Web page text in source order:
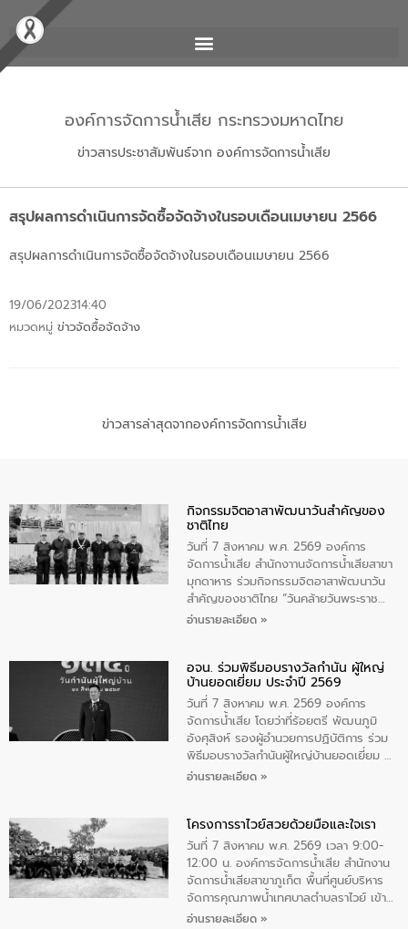
องค์การจัดการน้ำเสีย กระทรวงมหาดไทย
ข่าวสารประชาสัมพันธ์จาก องค์การจัดการน้ำเสีย
สรุปผลการดำเนินการจัดซื้อจัดจ้างในรอบเดือนเมษายน 2566
สรุปผลการดำเนินการจัดซื้อจัดจ้างในรอบเดือนเมษายน 2566
19/06/202314:40
หมวดหมู่ ข่าวจัดซื้อจัดจ้าง
ข่าวสารล่าสุดจากองค์การจัดการน้ำเสีย
กิจกรรมจิตอาสาพัฒนาวันสําคัญของ
ชาติไทย
วันที่ 7 สิงหาคม พ.ศ. 2569 องค์การ
จัดการน้ำเสีย สำนักงาานจัดการน้ำเสียสาขา
มุกดาหาร ร่วมกิจกรรมจิตอาสาพัฒนาวัน
สําคัญของชาติไทย “วันคล้ายวันพระราช
สมภพ สมเด็จพระนางเจ้าสิริกิติ์พระบรม
ทิพย์คำ รองผู้ว่าราชการจังหวัดมุกดาหาร
เป็นประธานในพิธี ณ เรือนจําชั่วคราวนาโสก
ตําบลนาโสก อําเภอเมืองมุกดาหาร จังหวัด
มุกดาหาร โดยในกิจกรรมได้ร่วมปลูกป่า และ
ทําความสะอาดภายในบริเวณ จัดกิจกรรม
เพื่อถวายเป็นพระราชกุศล สมเด็จพระนาง
เจ้าสิริกิติ์พระบรมราชินีนาถ พระบรมราช
อ่านรายละเอียด »
อจน. ร่วมพิธีมอบรางวัลกำนัน ผู้ใหญ่
บ้านยอดเยี่ยม ประจำปี 2569
วันที่ 7 สิงหาคม พ.ศ. 2569 องค์การ
จัดการน้ำเสีย โดยว่าที่ร้อยตรี พัฒนภูมิ
อังศุสิงห์ รองผู้อำนวยการปฏิบัติการ ร่วม
พิธีมอบรางวัลกำนันผู้ใหญ่บ้านยอดเยี่ยม ณ
ทำเนียบรัฐบาล โดยมีนายอนุทิน ชาญวีรกูล
ทองคำและประกาศเกียรติคุณให้แก่ กำนัน
ผู้ใหญ่บ้านยอดเยี่ยม พร้อมกล่าวชื่นชม ให้
โอวาท และมอบนโยบาย
อ่านรายละเอียด »
โครงการราไวย์สวยด้วยมือและใจเรา
วันที่ 7 สิงหาคม พ.ศ. 2569 เวลา 9:00-
12:00 น. องค์การจัดการน้ำเสีย สำนักงาน
จัดการน้ำเสียสาขาภูเก็ต พื้นที่ศูนย์บริหาร
จัดการคุณภาพน้ำเทศบาลตำบลราไวย์ เข้า
ร่วมโครงการราไวย์สวยด้วยมือและใจเรา
อ่านรายละเอียด »